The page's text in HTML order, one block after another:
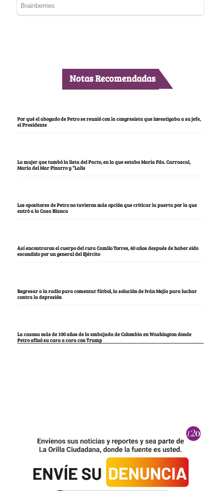
Notas Recomendadas
Por qué el abogado de Petro se reunió con la congresista que investigaba a su jefe,
el Presidente
La mujer que tumbó la lista del Pacto, en la que estaba María Fda. Carrascal,
María del Mar Pizarro y “Lalis
Los opositores de Petro no tuvieron más opción que criticar la puerta por la que
entró a la Casa Blanca
Así encontraron el cuerpo del cura Camilo Torres, 60 años después de haber sido
escondido por un general del Ejército
Regresar a la radio para comentar fútbol, la solución de Iván Mejía para luchar
contra la depresión
La casona más de 100 años de la embajada de Colombia en Washington donde
Petro afinó su cara a cara con Trump